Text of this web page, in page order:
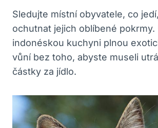
Sledujte místní obyvatele, co
ochutnat jejich oblíbené pokrmy.
indonéskou kuchyni plnou
vůní bez toho, abyste museli
částky za jídlo.